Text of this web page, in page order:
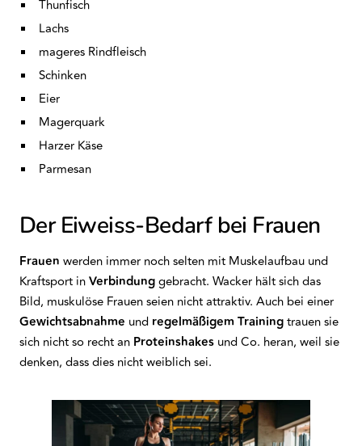
Thunfisch
Lachs
mageres Rindfleisch
Schinken
Eier
Magerquark
Harzer Käse
Parmesan
Der Eiweiss-Bedarf bei Frauen
Frauen werden immer noch selten mit Muskelaufbau und
Kraftsport inVerbindunggebracht. Wacker hält sich das
Bild, muskulöse Frauen seien nicht attraktiv. Auch bei einer
Gewichtsabnahme und regelmäßigem Trainingtrauen sie
sich nicht so recht an Proteinshakes und Co. heran, weil sie
denken, dass dies nicht weiblich sei.